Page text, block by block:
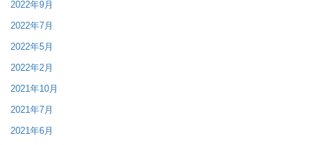
2022年9月
2022年7月
2022年5月
2022年2月
2021年10月
2021年7月
2021年6月